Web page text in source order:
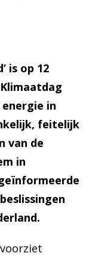
is op 12
in
feitelijk
van de
in